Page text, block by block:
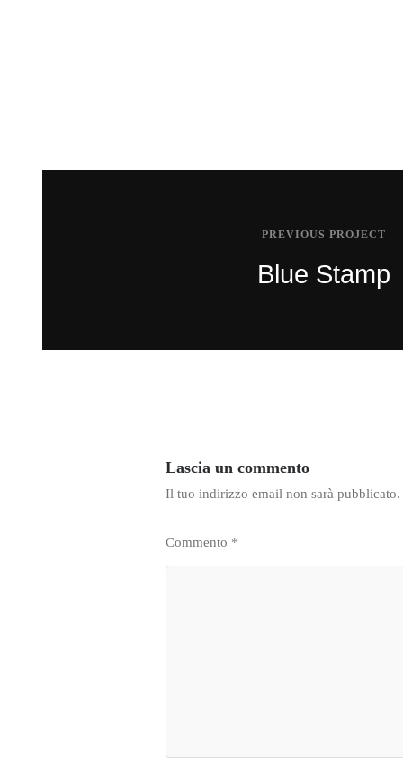
PREVIOUS PROJECT
Blue Stamp
Lascia un commento
Il tuo indirizzo email non sarà pubblicato.
Commento *